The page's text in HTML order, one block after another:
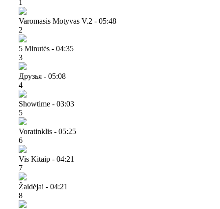
1
Varomasis Motyvas V.2 - 05:48
2
5 Minutės - 04:35
3
Друзья - 05:08
4
Showtime - 03:03
5
Voratinklis - 05:25
6
Vis Kitaip - 04:21
7
Žaidėjai - 04:21
8